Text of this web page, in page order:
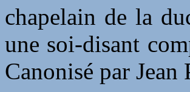
chapelain de la
une soi-disant
Canonisé par